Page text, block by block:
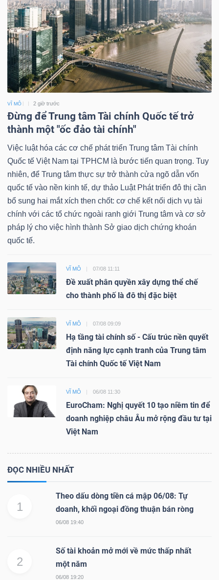
VĨ MÔ 2 giờ trước
Đừng để Trung tâm Tài chính Quốc tế trở
thành một "ốc đảo tài chính"
Việc luật hóa các cơ chế phát triển Trung tâm Tài chính
Quốc tế Việt Nam tại TPHCM là bước tiến quan trọng. Tuy
nhiên, để Trung tâm thực sự trở thành cửa ngõ dẫn vốn
quốc tế vào nền kinh tế, dự thảo Luật Phát triển đô thị cần
bổ sung hai mắt xích then chốt: cơ chế kết nối dịch vụ tài
chính với các tổ chức ngoài ranh giới Trung tâm và cơ sở
pháp lý cho việc hình thành Sở giao dịch chứng khoán
quốc tế.
VĨ MÔ 07/08 11:11
Đề xuất phân quyền xây dựng thể chế
cho thành phố là đô thị đặc biệt
VĨ MÔ 07/08 09:09
Hạ tầng tài chính số - Cấu trúc nền quyết
định năng lực cạnh tranh của Trung tâm
Tài chính Quốc tế Việt Nam
VĨ MÔ 06/08 11:30
EuroCham: Nghị quyết 10 tạo niềm tin để
doanh nghiệp châu Âu mở rộng đầu tư tại
Việt Nam
ĐỌC NHIỀU NHẤT
1
Theo dấu dòng tiền cá mập 06/08: Tự
doanh, khối ngoại đồng thuận bán ròng
06/08 19:40
2
Số tài khoản mở mới về mức thấp nhất
một năm
06/08 19:20